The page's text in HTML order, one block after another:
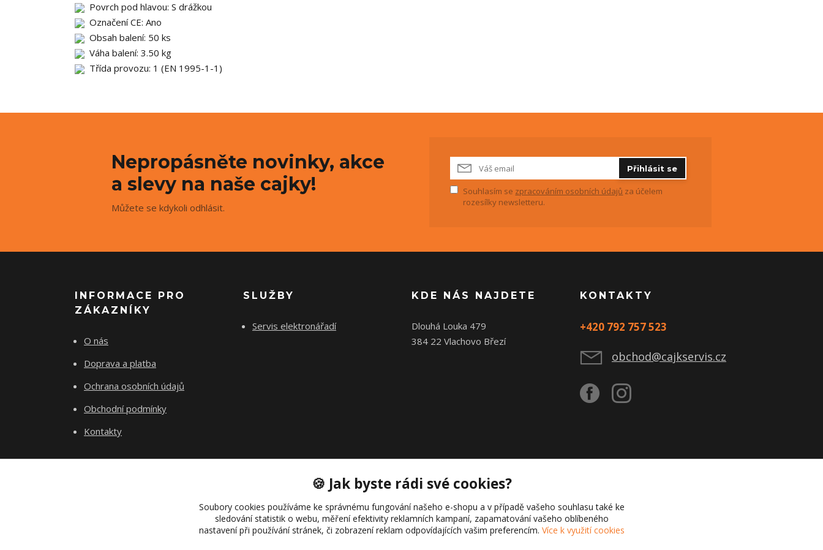
Povrch pod hlavou: S drážkou
Označení CE: Ano
Obsah balení: 50 ks
Váha balení: 3.50 kg
Třída provozu: 1 (EN 1995-1-1)
Nepropásněte novinky, akce
a slevy na naše cajky!
Můžete se kdykoli odhlásit.
Přihlásit se
Souhlasím se zpracováním osobních údajů za účelem
rozesílky newsletteru.
INFORMACE PRO
ZÁKAZNÍKY
O nás
Doprava a platba
Ochrana osobních údajů
Obchodní podmínky
Kontakty
SLUŽBY
Servis elektronářadí
KDE NÁS NAJDETE
Dlouhá Louka 479
384 22 Vlachovo Březí
KONTAKTY
+420 792 757 523
obchod@cajkservis.cz
Copyright © 2021 Cajk servis Profortel
🍪 Jak byste rádi své cookies?
Soubory cookies používáme ke správnému fungování našeho e-shopu a v případě vašeho souhlasu také ke
sledování statistik o webu, měření efektivity reklamních kampaní, zapamatování vašeho oblíbeného
nastavení při používání stránek, či zobrazení reklam odpovídajících vašim preferencím. Více k využití cookies